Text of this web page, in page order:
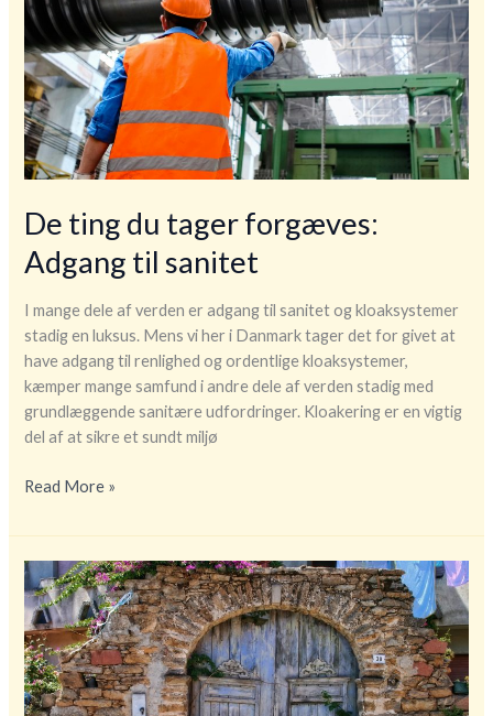
faciliteter
De ting du tager forgæves:
Adgang til sanitet
I mange dele af verden er adgang til sanitet og kloaksystemer
stadig en luksus. Mens vi her i Danmark tager det for givet at
have adgang til renlighed og ordentlige kloaksystemer,
kæmper mange samfund i andre dele af verden stadig med
grundlæggende sanitære udfordringer. Kloakering er en vigtig
del af at sikre et sundt miljø
De
du
tager
forgæves:
Adgang
til
sanitet
Read More »